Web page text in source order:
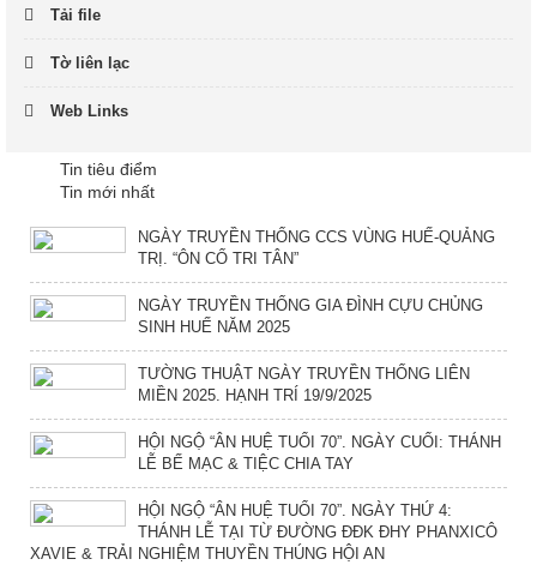
Tải file
Tờ liên lạc
Web Links
Tin tiêu điểm
Tin mới nhất
NGÀY TRUYỀN THỐNG CCS VÙNG HUẾ-QUẢNG
TRỊ. “ÔN CỐ TRI TÂN”
NGÀY TRUYỀN THỐNG GIA ĐÌNH CỰU CHỦNG
SINH HUẾ NĂM 2025
TƯỜNG THUẬT NGÀY TRUYỀN THỐNG LIÊN
MIỀN 2025. HẠNH TRÍ 19/9/2025
HỘI NGỘ “ÂN HUỆ TUỔI 70”. NGÀY CUỐI: THÁNH
LỄ BẾ MẠC & TIỆC CHIA TAY
HỘI NGỘ “ÂN HUỆ TUỔI 70”. NGÀY THỨ 4:
THÁNH LỄ TẠI TỪ ĐƯỜNG ĐĐK ĐHY PHANXICÔ
XAVIE & TRẢI NGHIỆM THUYỀN THÚNG HỘI AN